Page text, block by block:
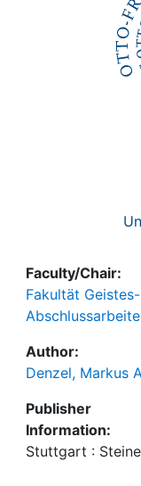
Faculty/Chair:
Fakultät
Author:
Denzel, Markus
Publisher
Information:
Stuttgart :